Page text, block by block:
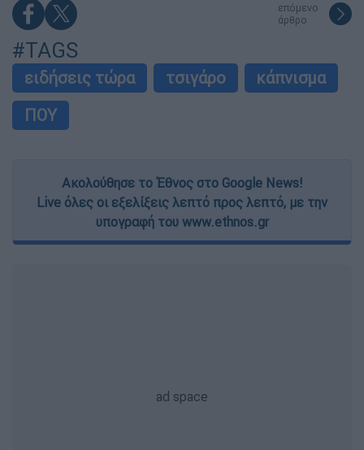
επόμενο
άρθρο
#TAGS
ειδήσεις τώρα τσιγάρο
κάπνισμα
ΠΟΥ
Ακολούθησε το Έθνος στο Google News!
Live όλες οι εξελίξεις λεπτό προς λεπτό, με την
υπογραφή του www.ethnos.gr